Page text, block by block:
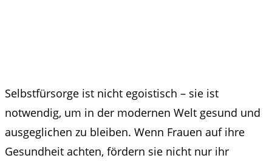
Selbstfürsorge ist nicht egoistisch – sie ist
notwendig, um in der modernen Welt gesund und
ausgeglichen zu bleiben. Wenn Frauen auf ihre
Gesundheit achten, fördern sie nicht nur ihr